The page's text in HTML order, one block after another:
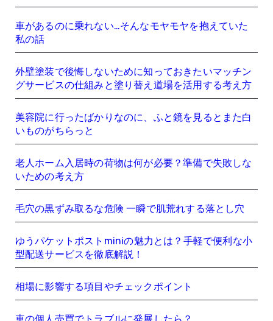
車があるのに乗れない…そんなモヤモヤを抱えていた
私の話
外壁塗装で後悔しないために知っておきたいマッチン
グサービスの仕組みと塗り替え道場を活用する考え方
美容院に行ったばかりなのに、ふと鏡を見るとまた白
いものがちらっと
老人ホーム入居時の荷物は何が必要？準備で失敗しな
いための考え方
毛穴の黒ずみ取るな危険 一瞬で肌荒れする落とし穴
ゆうパケットポストminiの魅力とは？手軽で便利な小
型配送サービスを徹底解説！
相場に影響する項目やチェックポイント